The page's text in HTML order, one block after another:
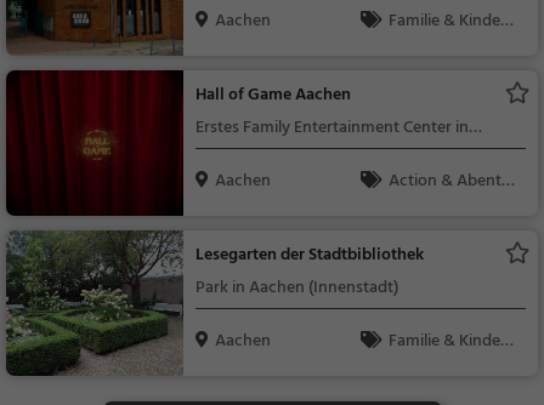
Aachen
Familie & Kinder,
Hall of Game Aachen
Erstes Family Entertainment Center in
Aachen - direkt am Bushof
Aachen
Action & Abente
Lesegarten der Stadtbibliothek
Park in Aachen (Innenstadt)
Aachen
Familie & Kinder,